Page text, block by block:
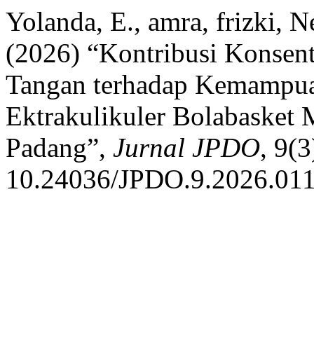
Yolanda, E., amra, frizki,
(2026) “Kontribusi
Tangan terhadap
Ektrakulikuler Bolabasket
Padang”, Jurnal JPDO,
10.24036/